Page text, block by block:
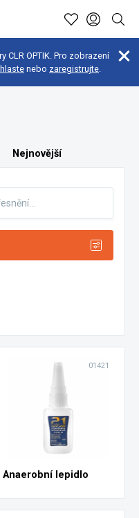
CLR OPTIK. Pro zobrazení
nebo zaregistrujte.
Nejnovější
01421
Anaerobní lepidlo